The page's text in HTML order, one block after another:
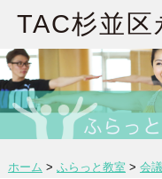
TAC杉並区
ホーム > ふらっと教室 > 会